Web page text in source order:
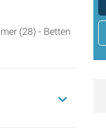
(28) - Betten